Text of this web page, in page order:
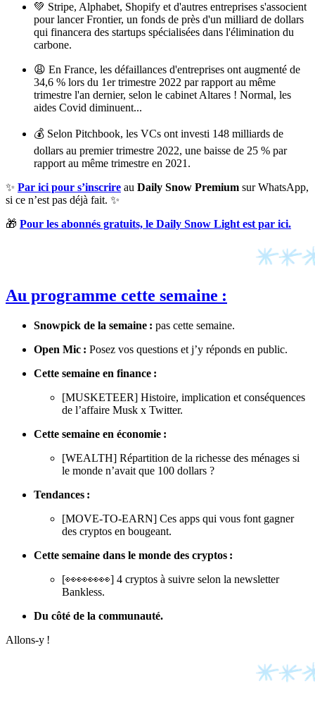
💚 Stripe, Alphabet, Shopify et d'autres entreprises s'associent
pour lancer Frontier, un fonds de près d'un milliard de dollars
qui financera des startups spécialisées dans l'élimination du
carbone.
😩 En France, les défaillances d'entreprises ont augmenté de
34,6 % lors du 1er trimestre 2022 par rapport au même
trimestre l'an dernier, selon le cabinet Altares ! Normal, les
aides Covid diminuent...
💰 Selon Pitchbook, les VCs ont investi 148 milliards de
dollars au premier trimestre 2022, une baisse de 25 % par
rapport au même trimestre en 2021.
✨ Par ici pour s’inscrire au Daily Snow Premium sur WhatsApp,
si ce n’est pas déjà fait. ✨
🎁 Pour les abonnés gratuits, le Daily Snow Light est par ici.
Au programme cette semaine :
Snowpick de la semaine : pas cette semaine.
Open Mic : Posez vos questions et j’y réponds en public.
Cette semaine en finance :
[MUSKETEER] Histoire, implication et conséquences
de l’affaire Musk x Twitter.
Cette semaine en économie :
[WEALTH] Répartition de la richesse des ménages si
le monde n’avait que 100 dollars ?
Tendances :
[MOVE-TO-EARN] Ces apps qui vous font gagner
des cryptos en bougeant.
Cette semaine dans le monde des cryptos :
[👀👀👀👀] 4 cryptos à suivre selon la newsletter
Bankless.
Du côté de la communauté.
Allons-y !